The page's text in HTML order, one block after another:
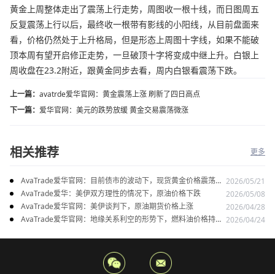
黄金上周整体走出了震荡上行走势，周图收一根十线，而日图周五
反复震荡上行以后，最终收一根带有影线的小阳线，从目前盘面来
看，价格仍然处于上升格局，但是形态上周图十字线，如果不能破
顶本周有望开启修正走势，一旦破顶十字将变成中继上升。白银上
周收盘在23.2附近，跟黄金同步去看，周内白银看震荡下跌。
上一篇： avatrde爱华官网：黄金震荡上涨 刷新了四日高点
下一篇： 爱华官网：美元的跌势放缓 黄金交易震荡微涨
相关推荐 更多
AvaTrade爱华官网：目前债市的波动下，现货黄金价格震荡走
势
2026/05/21
AvaTrade爱华：美伊双方理性的情况下，原油价格下跌
2026/05/08
AvaTrade爱华官网：美伊谈判下，原油期货价格上涨
2026/04/28
AvaTrade爱华官网：地缘关系利空的形势下，燃料油价格持续 2026/04/24